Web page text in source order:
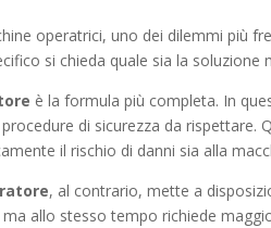
operatrici, uno dei dilemmi più
si chieda quale sia la
è la formula più completa. In
di sicurezza da
il rischio di danni sia alla
, al contrario, mette a
allo stesso tempo richiede